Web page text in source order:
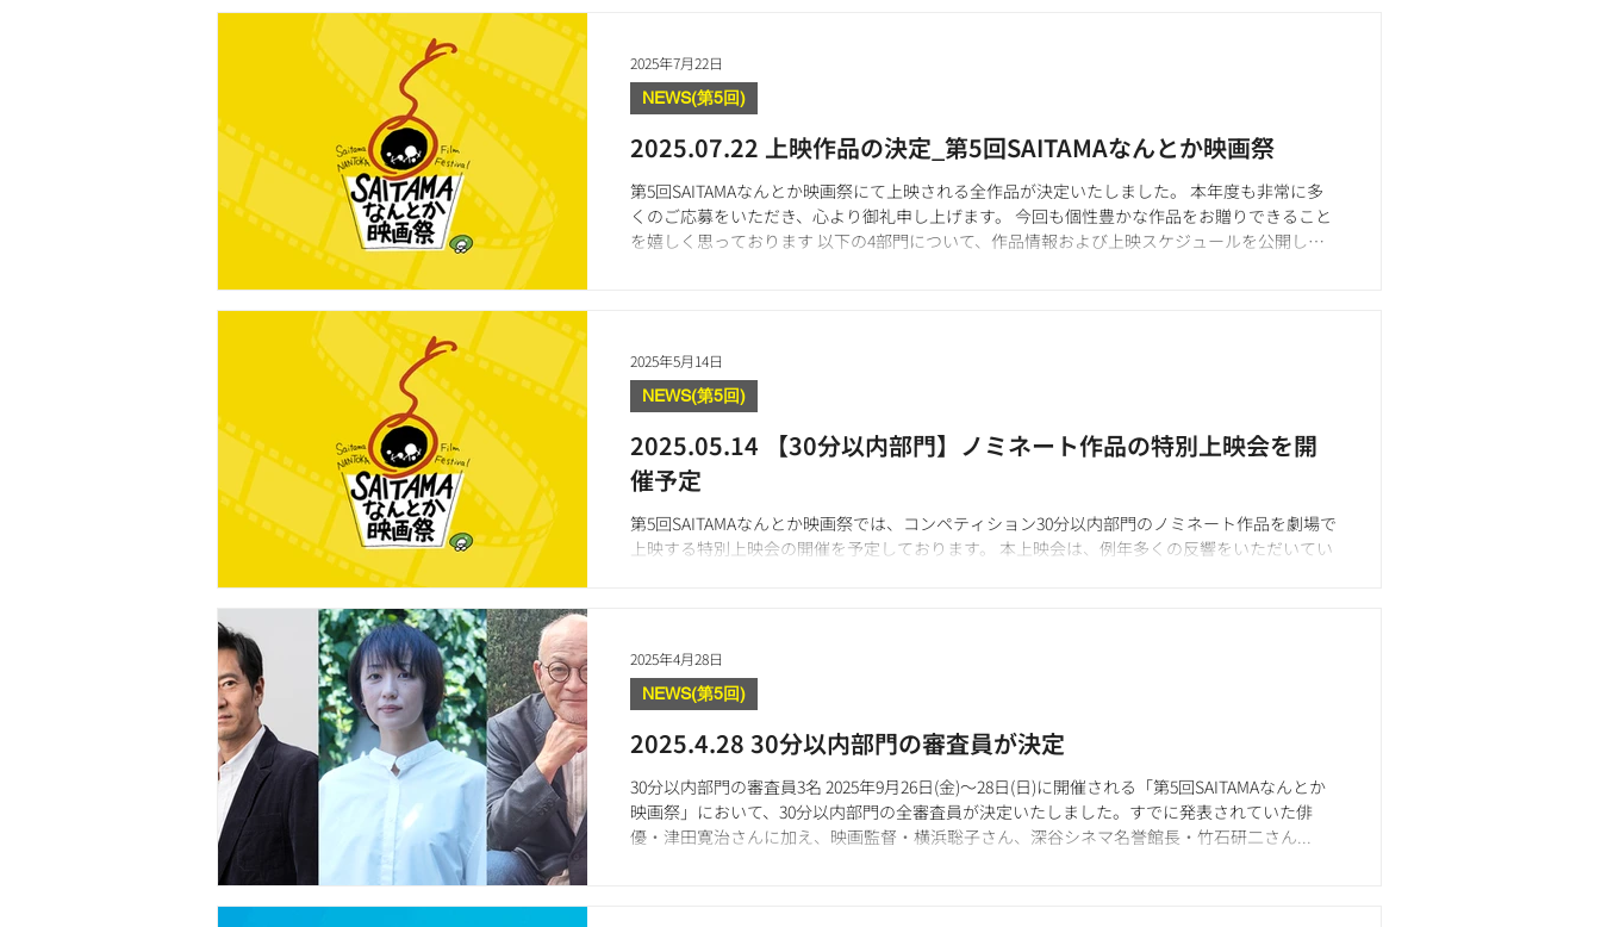
2025.07.22 上映作品の決定_第5回SAITAMAなんとか映画祭
第5回SAITAMAなんとか映画祭にて上映される全作品が決定いたしました。 本年度も非常に多
くのご応募をいただき、心より御礼申し上げます。 今回も個性豊かな作品をお贈りできること
を嬉しく思っております 以下の4部門について、作品情報および上映スケジュールを公開して
NEWS(第5回)
2025年7月22日
2025.05.14 【30分以内部門】ノミネート作品の特別上映会を開
催予定
第5回SAITAMAなんとか映画祭では、コンペティション30分以内部門のノミネート作品を劇場で
上映する特別上映会の開催を予定しております。 本上映会は、例年多くの反響をいただいてい
NEWS(第5回)
2025年5月14日
2025.4.28 30分以内部門の審査員が決定
30分以内部門の審査員3名 2025年9月26日(金)〜28日(日)に開催される「第5回SAITAMAなんとか
映画祭」において、30分以内部門の全審査員が決定いたしました。すでに発表されていた俳
優・津田寛治さんに加え、映画監督・横浜聡子さん、深谷シネマ名誉館長・竹石研二さん...
NEWS(第5回)
2025年4月28日